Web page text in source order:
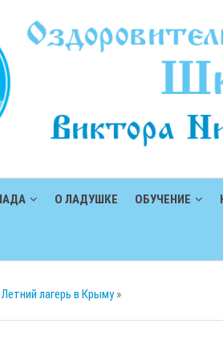
О ЛАДУШКЕ ОБУЧЕНИЕ
Летний лагерь в Крыму»